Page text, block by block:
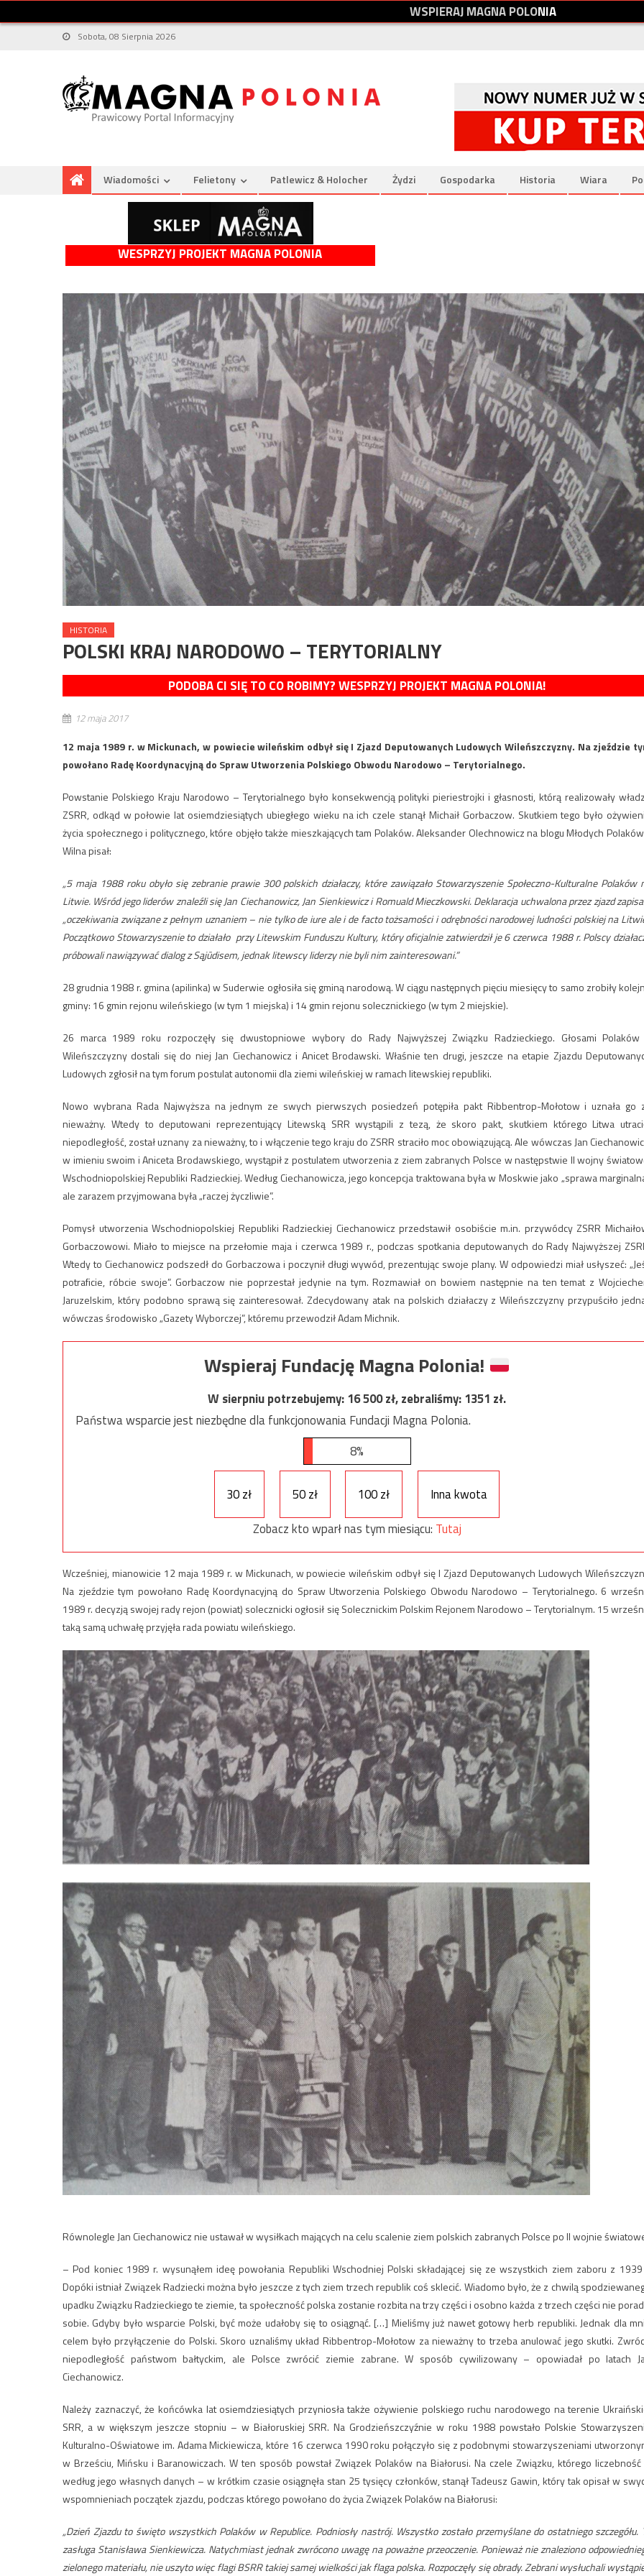
WSPIERAJMAGNAPOLONIA
Sobota, 08 Sierpnia 2026
Wiadomości Felietony Patlewicz & Holocher Żydzi Gospodarka Historia Wiara
WESPRZYJ PROJEKT MAGNA POLONIA
HISTORIA
POLSKI KRAJ NARODOWO – TERYTORIALNY
PODOBA CI SIĘ TO CO ROBIMY? WESPRZYJ PROJEKT MAGNA POLONIA!
12 maja 2017
12 maja 1989 r. w Mickunach, w powiecie wileńskim odbył się I Zjazd Deputowanych Ludowych Wileńszczyzny. Na zjeździe
powołano Radę Koordynacyjną do Spraw Utworzenia Polskiego Obwodu Narodowo – Terytorialnego.
Powstanie Polskiego Kraju Narodowo – Terytorialnego było konsekwencją polityki pieriestrojki i głasnosti, którą realizowały
ZSRR, odkąd w połowie lat osiemdziesiątych ubiegłego wieku na ich czele stanął Michaił Gorbaczow. Skutkiem tego było
życia społecznego i politycznego, które objęło także mieszkających tam Polaków. Aleksander Olechnowicz na blogu Młodych
Wilna pisał:
„5 maja 1988 roku obyło się zebranie prawie 300 polskich działaczy, które zawiązało Stowarzyszenie Społeczno-Kulturalne Polaków
Litwie. Wśród jego liderów znaleźli się Jan Ciechanowicz, Jan Sienkiewicz i Romuald Mieczkowski. Deklaracja uchwalona przez zjazd
„oczekiwania związane z pełnym uznaniem – nie tylko de iure ale i de facto tożsamości i odrębności narodowej ludności polskiej na
Początkowo Stowarzyszenie to działało przy Litewskim Funduszu Kultury, który oficjalnie zatwierdził je 6 czerwca 1988 r. Polscy
próbowali nawiązywać dialog z Sąjūdisem, jednak litewscy liderzy nie byli nim zainteresowani.”
28 grudnia 1988 r. gmina (apilinka) w Suderwie ogłosiła się gminą narodową. W ciągu następnych pięciu miesięcy to samo zrobiły
gminy: 16 gmin rejonu wileńskiego (w tym 1 miejska) i 14 gmin rejonu solecznickiego (w tym 2 miejskie).
26 marca 1989 roku rozpoczęły się dwustopniowe wybory do Rady Najwyższej Związku Radzieckiego. Głosami
Wileńszczyzny dostali się do niej Jan Ciechanowicz i Anicet Brodawski. Właśnie ten drugi, jeszcze na etapie Zjazdu
Ludowych zgłosił na tym forum postulat autonomii dla ziemi wileńskiej w ramach litewskiej republiki.
Nowo wybrana Rada Najwyższa na jednym ze swych pierwszych posiedzeń potępiła pakt Ribbentrop-Mołotow i uznała go
nieważny. Wtedy to deputowani reprezentujący Litewską SRR wystąpili z tezą, że skoro pakt, skutkiem którego Litwa
niepodległość, został uznany za nieważny, to i włączenie tego kraju do ZSRR straciło moc obowiązującą. Ale wówczas Jan
w imieniu swoim i Aniceta Brodawskiego, wystąpił z postulatem utworzenia z ziem zabranych Polsce w następstwie II wojny
Wschodniopolskiej Republiki Radzieckiej. Według Ciechanowicza, jego koncepcja traktowana była w Moskwie jako „sprawa
ale zarazem przyjmowana była „raczej życzliwie”.
Pomysł utworzenia Wschodniopolskiej Republiki Radzieckiej Ciechanowicz przedstawił osobiście m.in. przywódcy ZSRR
Gorbaczowowi. Miało to miejsce na przełomie maja i czerwca 1989 r., podczas spotkania deputowanych do Rady Najwyższej
Wtedy to Ciechanowicz podszedł do Gorbaczowa i poczynił długi wywód, prezentując swoje plany. W odpowiedzi miał usłyszeć:
potraficie, róbcie swoje”. Gorbaczow nie poprzestał jedynie na tym. Rozmawiał on bowiem następnie na ten temat z
Jaruzelskim, który podobno sprawą się zainteresował. Zdecydowany atak na polskich działaczy z Wileńszczyzny przypuściło
wówczas środowisko „Gazety Wyborczej”, któremu przewodził Adam Michnik.
Wspieraj Fundację Magna Polonia!
W sierpniu potrzebujemy:16 500zł, zebraliśmy:1351 zł.
Państwa wsparcie jest niezbędne dla funkcjonowania Fundacji Magna Polonia.
8%
30 zł 50 zł 100 zł
Inna kwota
Zobacz kto wparł nas tym miesiącu: Tutaj
Wcześniej, mianowicie 12 maja 1989 r. w Mickunach, w powiecie wileńskim odbył się I Zjazd Deputowanych Ludowych
Na zjeździe tym powołano Radę Koordynacyjną do Spraw Utworzenia Polskiego Obwodu Narodowo – Terytorialnego. 6
1989 r. decyzją swojej rady rejon (powiat) solecznicki ogłosił się Solecznickim Polskim Rejonem Narodowo – Terytorialnym. 15
taką samą uchwałę przyjęła rada powiatu wileńskiego.
Równolegle Jan Ciechanowicz nie ustawał w wysiłkach mających na celu scalenie ziem polskich zabranych Polsce po II wojnie
– Pod koniec 1989 r. wysunąłem ideę powołania Republiki Wschodniej Polski składającej się ze wszystkich ziem zaboru z
Dopóki istniał Związek Radziecki można było jeszcze z tych ziem trzech republik coś sklecić. Wiadomo było, że z chwilą
upadku Związku Radzieckiego te ziemie, ta społeczność polska zostanie rozbita na trzy części i osobno każda z trzech części nie
sobie. Gdyby było wsparcie Polski, być może udałoby się to osiągnąć. […] Mieliśmy już nawet gotowy herb republiki. Jednak dla
celem było przyłączenie do Polski. Skoro uznaliśmy układ Ribbentrop-Mołotow za nieważny to trzeba anulować jego skutki.
niepodległość państwom bałtyckim, ale Polsce zwrócić ziemie zabrane. W sposób cywilizowany – opowiadał po latach
Ciechanowicz.
Należy zaznaczyć, że końcówka lat osiemdziesiątych przyniosła także ożywienie polskiego ruchu narodowego na terenie
SRR, a w większym jeszcze stopniu – w Białoruskiej SRR. Na Grodzieńszczyźnie w roku 1988 powstało Polskie
Kulturalno-Oświatowe im. Adama Mickiewicza, które 16 czerwca 1990 roku połączyło się z podobnymi stowarzyszeniami
w Brześciu, Mińsku i Baranowiczach. W ten sposób powstał Związek Polaków na Białorusi. Na czele Związku, którego
według jego własnych danych – w krótkim czasie osiągnęła stan 25 tysięcy członków, stanął Tadeusz Gawin, który tak opisał w
wspomnieniach początek zjazdu, podczas którego powołano do życia Związek Polaków na Białorusi:
„Dzień Zjazdu to święto wszystkich Polaków w Republice. Podniosły nastrój. Wszystko zostało przemyślane do ostatniego szczegółu.
zasługa Stanisława Sienkiewicza. Natychmiast jednak zwrócono uwagę na poważne przeoczenie. Ponieważ nie znaleziono
zielonego materiału, nie uszyto więc flagi BSRR takiej samej wielkości jak flaga polska. Rozpoczęły się obrady. Zebrani wysłuchali